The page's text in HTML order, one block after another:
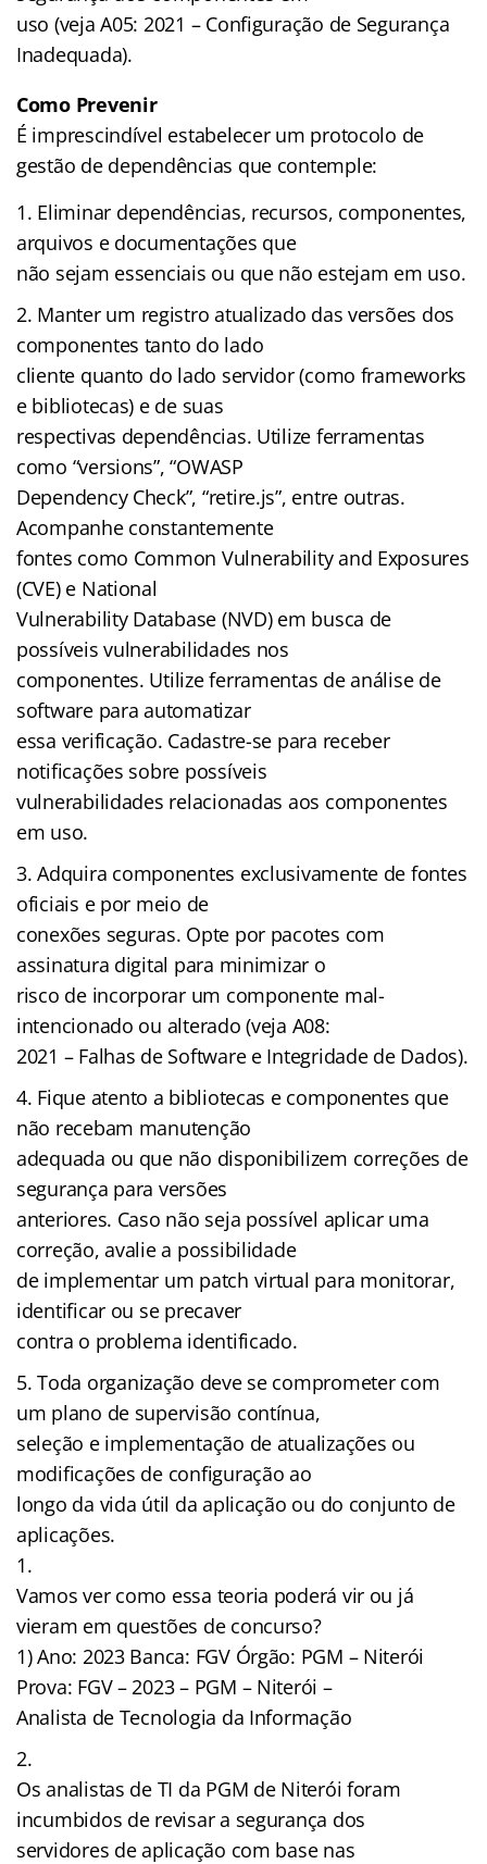
uso (veja A05: 2021 – Configuração de Segurança
Inadequada).
Como Prevenir
É imprescindível estabelecer um protocolo de
gestão de dependências que contemple:
Eliminar dependências, recursos, componentes,
arquivos e documentações que
não sejam essenciais ou que não estejam em uso.
Manter um registro atualizado das versões dos
componentes tanto do lado
cliente quanto do lado servidor (como frameworks
e bibliotecas) e de suas
respectivas dependências. Utilize ferramentas
como “versions”, “OWASP
Dependency Check”, “retire.js”, entre outras.
Acompanhe constantemente
fontes como Common Vulnerability and Exposures
(CVE) e National
Vulnerability Database (NVD) em busca de
possíveis vulnerabilidades nos
componentes. Utilize ferramentas de análise de
software para automatizar
essa verificação. Cadastre-se para receber
notificações sobre possíveis
vulnerabilidades relacionadas aos componentes
em uso.
Adquira componentes exclusivamente de fontes
oficiais e por meio de
conexões seguras. Opte por pacotes com
assinatura digital para minimizar o
risco de incorporar um componente mal-
intencionado ou alterado (veja A08:
2021 – Falhas de Software e Integridade de Dados).
Fique atento a bibliotecas e componentes que
não recebam manutenção
adequada ou que não disponibilizem correções de
segurança para versões
anteriores. Caso não seja possível aplicar uma
correção, avalie a possibilidade
de implementar um patch virtual para monitorar,
identificar ou se precaver
contra o problema identificado.
Toda organização deve se comprometer com
um plano de supervisão contínua,
seleção e implementação de atualizações ou
modificações de configuração ao
longo da vida útil da aplicação ou do conjunto de
aplicações.
Vamos ver como essa teoria poderá vir ou já
vieram em questões de concurso?
1) Ano: 2023 Banca: FGV Órgão: PGM – Niterói
Prova: FGV – 2023 – PGM – Niterói –
Analista de Tecnologia da Informação
Os analistas de TI da PGM de Niterói foram
incumbidos de revisar a segurança dos
servidores de aplicação com base nas